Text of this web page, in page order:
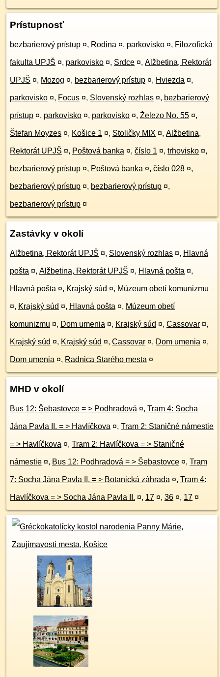
Prístupnosť
bezbarierový prístup ¤, Rodina ¤, parkovisko ¤, Filozofická
fakulta UPJŠ ¤, parkovisko ¤, Srdce ¤, Alžbetina, Rektorát
UPJŠ ¤, Mozog ¤, bezbarierový prístup ¤, Hviezda ¤,
parkovisko ¤, Focus ¤, Slovenský rozhlas ¤, bezbarierový
prístup ¤, parkovisko ¤, parkovisko ¤, Železo No. 55 ¤,
Štefan Moyzes ¤, Košice 1 ¤, Stoličky MIX ¤, Alžbetina,
Rektorát UPJŠ ¤, Poštová banka ¤, číslo 1 ¤, trhovisko ¤,
bezbarierový prístup ¤, Poštová banka ¤, číslo 028 ¤,
bezbarierový prístup ¤, bezbarierový prístup ¤,
bezbarierový prístup ¤
Zastávky v okolí
Alžbetina, Rektorát UPJŠ ¤, Slovenský rozhlas ¤, Hlavná
pošta ¤, Alžbetina, Rektorát UPJŠ ¤, Hlavná pošta ¤,
Hlavná pošta ¤, Krajský súd ¤, Múzeum obetí komunizmu
¤, Krajský súd ¤, Hlavná pošta ¤, Múzeum obetí
komunizmu ¤, Dom umenia ¤, Krajský súd ¤, Cassovar ¤,
Krajský súd ¤, Krajský súd ¤, Cassovar ¤, Dom umenia ¤,
Dom umenia ¤, Radnica Starého mesta ¤
MHD v okolí
Bus 12: Šebastovce = > Podhradová ¤, Tram 4: Socha
Jána Pavla II. = > Havlíčkova ¤, Tram 2: Staničné námestie
= > Havlíčkova ¤, Tram 2: Havlíčkova = > Staničné
námestie ¤, Bus 12: Podhradová = > Šebastovce ¤, Tram
7: Socha Jána Pavla II. = > Botanická záhrada ¤, Tram 4:
Havlíčkova = > Socha Jána Pavla II. ¤, 17 ¤, 36 ¤, 17 ¤